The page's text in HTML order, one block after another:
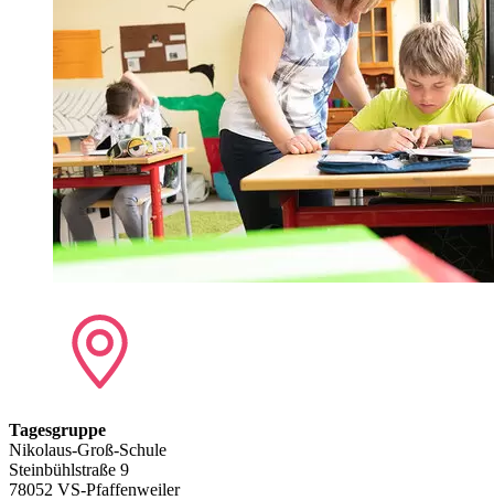
Tagesgruppe
Nikolaus-Groß-Schule
Steinbühlstraße 9
78052 VS-Pfaffenweiler